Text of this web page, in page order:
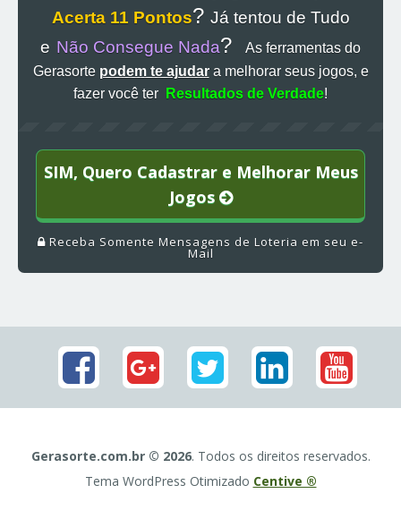
Acerta 11 Pontos? Já tentou de Tudo
e Não Consegue Nada?
As ferramentas do
Gerasorte podem te ajudara melhorar seus jogos, e
fazer você ter
Resultados de Verdade!
SIM, Quero Cadastrar e Melhorar Meus
Jogos
Receba Somente Mensagens de Loteria em seu e-
Mail
Gerasorte.com.br © 2026. Todos os direitos reservados.
Tema WordPress Otimizado Centive ®